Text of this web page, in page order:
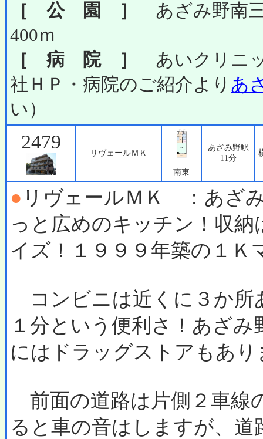
［ 公 園 ］
あざみ野南
400ｍ
［ 病 院 ］
あいクリニ
社ＨＰ・病院のご紹介より あ
い）
2479
リヴェールＭＫ
南東
あざみ野駅
11分
● リヴェールＭＫ ：あざ
っと広めのキッチン！収
イズ！１９９９年築の１Ｋ
コンビニは近くに３か所
１分という便利さ！あざ
にはドラッグストアもあり
前面の道路は片側２車線
ると車の音はしますが、